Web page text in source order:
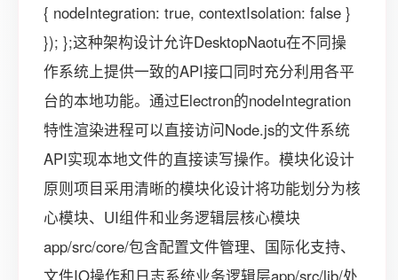
{ nodeIntegration: true, contextIsolation: false }
}); };这种架构设计允许DesktopNaotu在不同操
作系统上提供一致的API接口同时充分利用各平
台的本地功能。通过Electron的nodeIntegration
特性渲染进程可以直接访问Node.js的文件系统
API实现本地文件的直接读写操作。模块化设计
原则项目采用清晰的模块化设计将功能划分为核
心模块、UI组件和业务逻辑层核心模块
app/src/core/包含配置文件管理、国际化支持、
文件IO操作和日志系统业务逻辑层app/src/lib/处